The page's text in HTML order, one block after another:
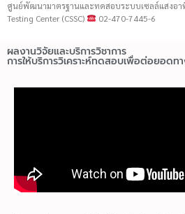
ศูนย์พัฒนามาตรฐานและทดสอบระบบเซลล์แสงอาทิ
Testing Center (CSSC)
02-470-7445-6
ผลงานวิจัยและบริการวิชาการ
การให้บริการวิเคราะห์ทดสอบเพื่อต่อยอดท